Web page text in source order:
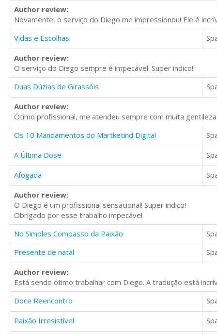
Author review:
Novamente, o serviço do Diego me impressionou! Ele é
Vidas e Escolhas
Author review:
O serviço do Diego sempre é impecável. Super indico!
Duas Dúzias de Girassóis
Author review:
Ótimo profissional, me atendeu sempre com muita
Os 10 Mandamentos do Martketind Digital
A Última Dose
Afogada
Author review:
O Diego é um profissional sensacional! Super indico!
Obrigado por esse trabalho impecável.
No Simples Compasso da Paixão
Presente de natal
Author review:
Está sendo ótimo trabalhar com Diego. A tradução está
Doce Reencontro
Paixão Irresistível